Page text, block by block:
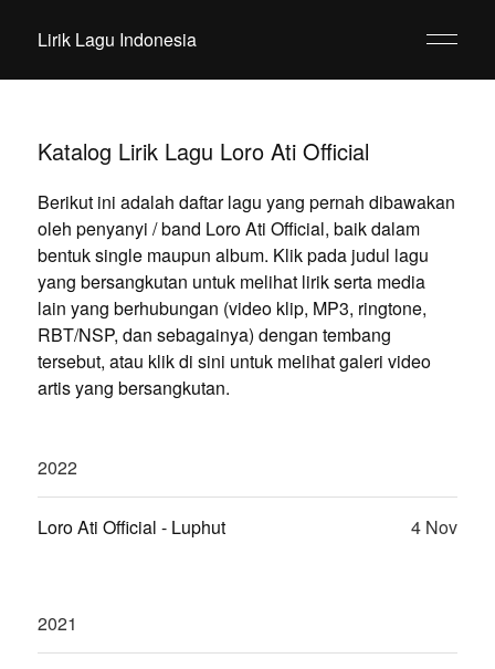
Lirik Lagu Indonesia
Katalog Lirik Lagu Loro Ati Official
Berikut ini adalah daftar lagu yang pernah dibawakan
oleh penyanyi / band Loro Ati Official, baik dalam
bentuk single maupun album. Klik pada judul lagu
yang bersangkutan untuk melihat lirik serta media
lain yang berhubungan (video klip, MP3, ringtone,
RBT/NSP, dan sebagainya) dengan tembang
tersebut, atau klik di sini untuk melihat galeri video
artis yang bersangkutan.
2022
Loro Ati Official - Luphut 4 Nov
2021